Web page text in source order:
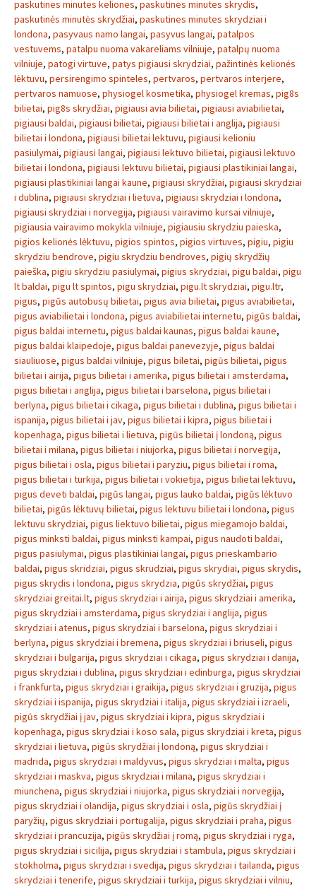
paskutines minutes keliones, paskutines minutes skrydis,
paskutinės minutės skrydžiai, paskutines minutes skrydziai i
londona, pasyvaus namo langai, pasyvus langai, patalpos
vestuvems, patalpu nuoma vakareliams vilniuje, patalpų nuoma
vilniuje, patogi virtuve, patys pigiausi skrydziai, pažintinės kelionės
lėktuvu, persirengimo spinteles, pertvaros, pertvaros interjere,
pertvaros namuose, physiogel kosmetika, physiogel kremas, pig8s
bilietai, pig8s skrydžiai, pigiausi avia bilietai, pigiausi aviabilietai,
pigiausi baldai, pigiausi bilietai, pigiausi bilietai i anglija, pigiausi
bilietai i londona, pigiausi bilietai lektuvu, pigiausi kelioniu
pasiulymai, pigiausi langai, pigiausi lektuvo bilietai, pigiausi lektuvo
bilietai i londona, pigiausi lektuvu bilietai, pigiausi plastikiniai langai,
pigiausi plastikiniai langai kaune, pigiausi skrydžiai, pigiausi skrydziai
i dublina, pigiausi skrydziai i lietuva, pigiausi skrydziai i londona,
pigiausi skrydziai i norvegija, pigiausi vairavimo kursai vilniuje,
pigiausia vairavimo mokykla vilniuje, pigiausiu skrydziu paieska,
pigios kelionės lėktuvu, pigios spintos, pigios virtuves, pigiu, pigiu
skrydziu bendrove, pigiu skrydziu bendroves, pigių skrydžių
paieška, pigiu skrydziu pasiulymai, pigius skrydziai, pigu baldai, pigu
lt baldai, pigu lt spintos, pigu skrydziai, pigu.lt skrydziai, pigu.ltr,
pigus, pigūs autobusų bilietai, pigus avia bilietai, pigus aviabilietai,
pigus aviabilietai i londona, pigus aviabilietai internetu, pigūs baldai,
pigus baldai internetu, pigus baldai kaunas, pigus baldai kaune,
pigus baldai klaipedoje, pigus baldai panevezyje, pigus baldai
siauliuose, pigus baldai vilniuje, pigus biletai, pigūs bilietai, pigus
bilietai i airija, pigus bilietai i amerika, pigus bilietai i amsterdama,
pigus bilietai i anglija, pigus bilietai i barselona, pigus bilietai i
berlyna, pigus bilietai i cikaga, pigus bilietai i dublina, pigus bilietai i
ispanija, pigus bilietai i jav, pigus bilietai i kipra, pigus bilietai i
kopenhaga, pigus bilietai i lietuva, pigūs bilietai į londoną, pigus
bilietai i milana, pigus bilietai i niujorka, pigus bilietai i norvegija,
pigus bilietai i osla, pigus bilietai i paryziu, pigus bilietai i roma,
pigus bilietai i turkija, pigus bilietai i vokietija, pigus bilietai lektuvu,
pigus deveti baldai, pigūs langai, pigus lauko baldai, pigūs lėktuvo
bilietai, pigūs lėktuvų bilietai, pigus lektuvu bilietai i londona, pigus
lektuvu skrydziai, pigus liektuvo bilietai, pigus miegamojo baldai,
pigus minksti baldai, pigus minksti kampai, pigus naudoti baldai,
pigus pasiulymai, pigus plastikiniai langai, pigus prieskambario
baldai, pigus skridziai, pigus skrudziai, pigus skrydiai, pigus skrydis,
pigus skrydis i londona, pigus skrydzia, pigūs skrydžiai, pigus
skrydziai greitai.lt, pigus skrydziai i airija, pigus skrydziai i amerika,
pigus skrydziai i amsterdama, pigus skrydziai i anglija, pigus
skrydziai i atenus, pigus skrydziai i barselona, pigus skrydziai i
berlyna, pigus skrydziai i bremena, pigus skrydziai i briuseli, pigus
skrydziai i bulgarija, pigus skrydziai i cikaga, pigus skrydziai i danija,
pigus skrydziai i dublina, pigus skrydziai i edinburga, pigus skrydziai
i frankfurta, pigus skrydziai i graikija, pigus skrydziai i gruzija, pigus
skrydziai i ispanija, pigus skrydziai i italija, pigus skrydziai i izraeli,
pigūs skrydžiai į jav, pigus skrydziai i kipra, pigus skrydziai i
kopenhaga, pigus skrydziai i koso sala, pigus skrydziai i kreta, pigus
skrydziai i lietuva, pigūs skrydžiai į londoną, pigus skrydziai i
madrida, pigus skrydziai i maldyvus, pigus skrydziai i malta, pigus
skrydziai i maskva, pigus skrydziai i milana, pigus skrydziai i
miunchena, pigus skrydziai i niujorka, pigus skrydziai i norvegija,
pigus skrydziai i olandija, pigus skrydziai i osla, pigūs skrydžiai į
paryžių, pigus skrydziai i portugalija, pigus skrydziai i praha, pigus
skrydziai i prancuzija, pigūs skrydžiai į romą, pigus skrydziai i ryga,
pigus skrydziai i sicilija, pigus skrydziai i stambula, pigus skrydziai i
stokholma, pigus skrydziai i svedija, pigus skrydziai i tailanda, pigus
skrydziai i tenerife, pigus skrydziai i turkija, pigus skrydziai i vilniu,